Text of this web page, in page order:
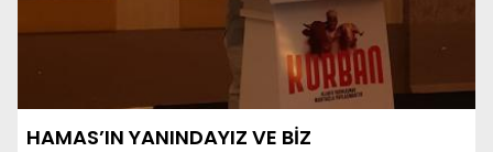
HAMAS’IN YANINDAYIZ VE BİZ